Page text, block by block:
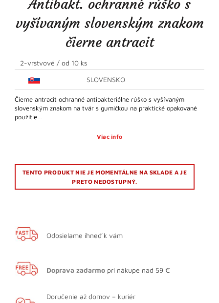
Antibakt. ochranné rúško s
vyšívaným slovenským znakom
čierne antracit
2-vrstvové / od 10 ks
SLOVENSKO
Čierne antracit ochranné antibakteriálne rúško s vyšívaným
slovenským znakom na tvár s gumičkou na praktické opakované
použitie…
Viac info
TENTO PRODUKT NIE JE MOMENTÁLNE NA SKLADE A JE
PRETO NEDOSTUPNÝ.
Odosielame ihneď k vám
Doprava zadarmo pri nákupe nad 59 €
Doručenie až domov – kuriér